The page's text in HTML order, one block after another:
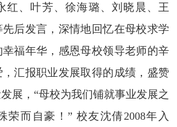
、叶芳、徐海璐、刘晓晨、王
后发言，深情地回忆在母校求学
福年华，感恩母校领导老师的辛
汇报职业发展取得的成绩，盛赞
展，“母校为我们铺就事业发展之
荣而自豪！” 校友沈倩2008年入